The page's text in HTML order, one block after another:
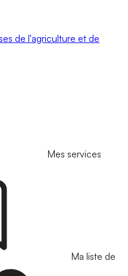
de l'agriculture et de
Mes services
Ma liste de